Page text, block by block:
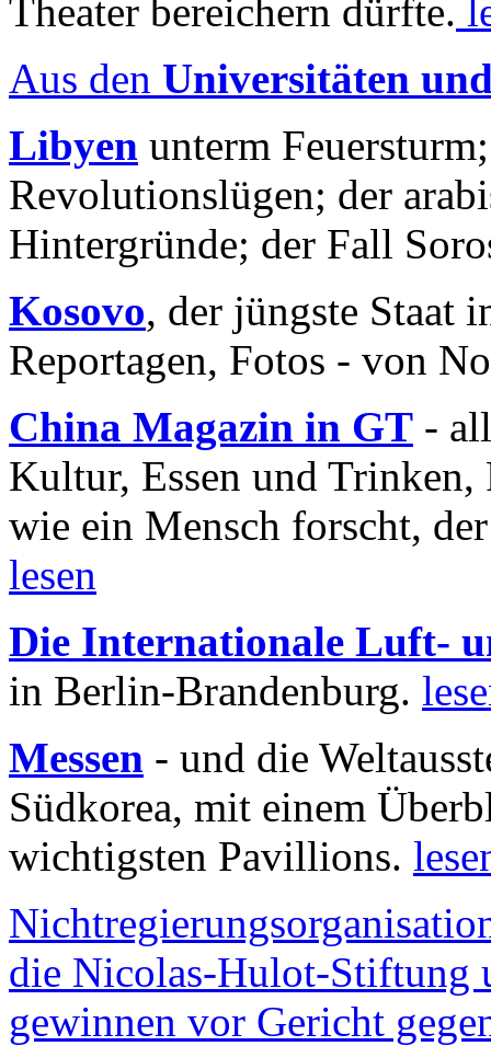
Theater bereichern dürfte.
Aus den Universitäten
Libyen unterm
Revolutionslügen; der
Hintergründe; der Fall
Kosovo, der jüngste Staat
Reportagen, Fotos - von
China Magazin in GT -
Kultur, Essen und
wie ein Mensch forscht,
lesen
Die Internationale Luft-
in Berlin-Brandenburg.
Messen - und die
Südkorea, mit einem
wichtigsten Pavillions.
die Nicolas-Hulot-Stiftung
gewinnen vor Gericht